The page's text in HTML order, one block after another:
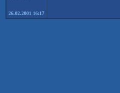
26.02.2001 16:17